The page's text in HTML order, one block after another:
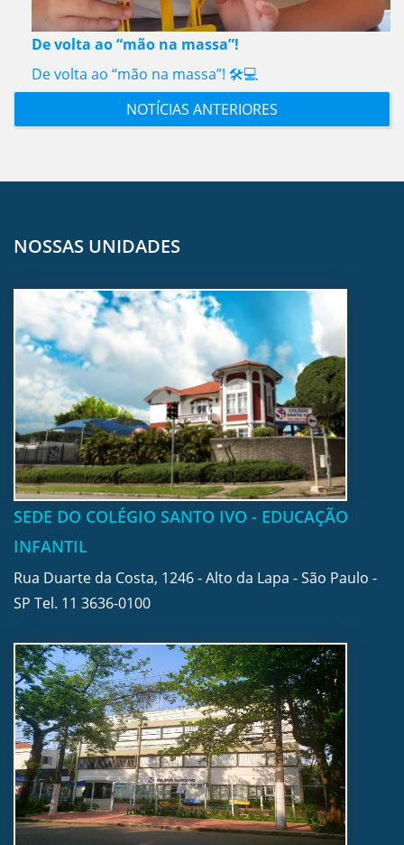
De volta ao “mão na massa”!
De volta ao “mão na massa”! 🛠️💻
NOTÍCIAS ANTERIORES
NOSSAS UNIDADES
SEDE DO COLÉGIO SANTO IVO - EDUCAÇÃO
INFANTIL
Rua Duarte da Costa, 1246 - Alto da Lapa - São Paulo -
SP Tel. 11 3636-0100